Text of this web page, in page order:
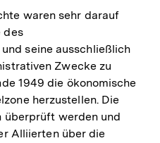
waren sehr darauf
des
seine ausschließlich
Zwecke zu
1949 die ökonomische
herzustellen. Die
überprüft werden und
Alliierten über die